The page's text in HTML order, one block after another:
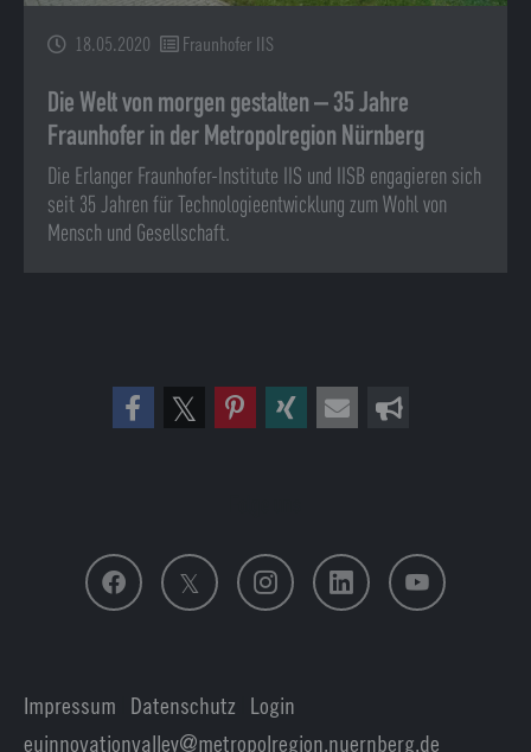
18.05.2020 Fraunhofer IIS
Die Welt von morgen gestalten – 35 Jahre
Fraunhofer in der Metropolregion Nürnberg
Die Erlanger Fraunhofer-Institute IIS und IISB engagieren sich
seit 35 Jahren für Technologieentwicklung zum Wohl von
Mensch und Gesellschaft.
Impressum Datenschutz
Login
euinnovationvalley@metropolregion.nuernberg.de